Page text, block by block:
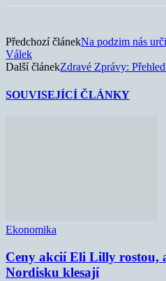
Předchozí článekNa podzim nás
Válek
Další článekZdravé Zprávy:
SOUVISEJÍCÍ ČLÁNKY
Ekonomika
Ceny akcií Eli Lilly rostou,
Nordisku klesají